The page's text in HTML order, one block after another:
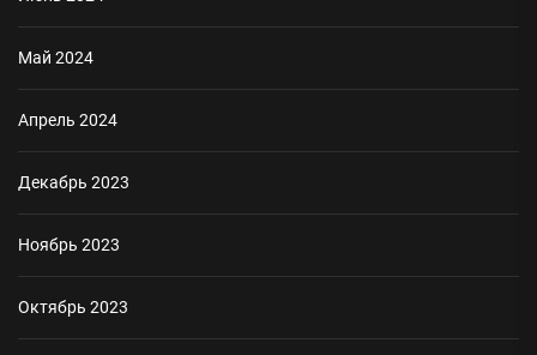
Май 2024
Апрель 2024
Декабрь 2023
Ноябрь 2023
Октябрь 2023